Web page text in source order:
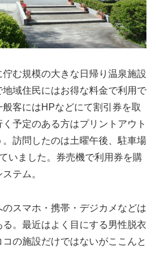
む規模の大きな日帰り温泉施設
域住民にはお得な料金で利用で
客にはHPなどにて割引券を取
予定のある方はプリントアウト
訪問したのは土曜午後、駐車場
いました。券売機で利用券を購
テム。
スマホ・携帯・デジカメなどは
。最近はよく目にする男性脱衣
の施設だけではないがここんと